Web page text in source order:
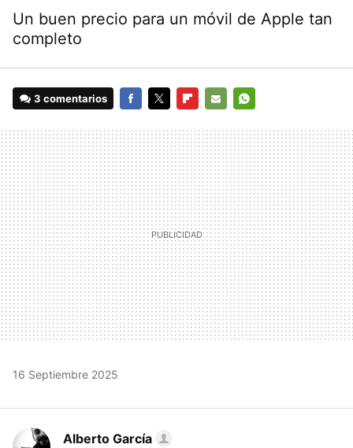
Un buen precio para un móvil de Apple tan
completo
3 comentarios
MAIL
16 Septiembre 2025
Alberto García